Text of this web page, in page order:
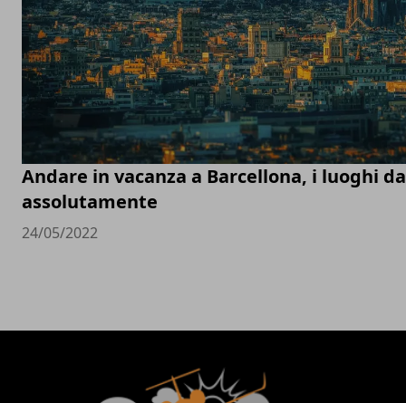
Andare in vacanza a Barcellona, i luoghi
assolutamente
24/05/2022